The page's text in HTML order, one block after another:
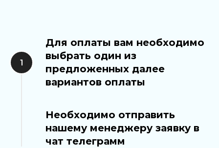
Для оплаты вам необходимо
выбрать один из
предложенных далее
вариантов оплаты
Необходимо отправить
нашему менеджеру заявку в
чат телеграмм